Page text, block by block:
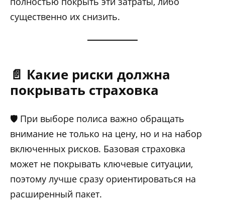
существенно их снизить.
📄 Какие риски должна
покрывать страховка
🛡️ При выборе полиса важно обращать
внимание не только на цену, но и на набор
включенных рисков. Базовая страховка
может не покрывать ключевые ситуации,
поэтому лучше сразу ориентироваться на
расширенный пакет.